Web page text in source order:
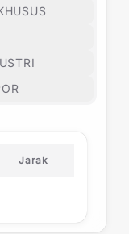
Jarak